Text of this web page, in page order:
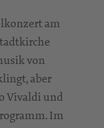
am
von
aber
Vivaldi und
Im